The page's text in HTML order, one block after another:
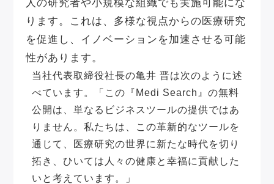
人の研究者や小規模な組織でも実施可能にな
ります。これは、多様な視点からの医療研究
を促進し、イノベーションを加速させる可能
性があります。
当社代表取締役社長の亀井 晋は次のように述
べています。「この『Medi Search』の無料
公開は、単なるビジネスツールの提供ではあ
りません。私たちは、この革新的なツールを
通じて、医療研究の世界に新たな時代を切り
拓き、ひいては人々の健康と幸福に貢献した
いと考えています。」